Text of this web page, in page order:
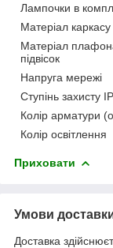
Лампочки в
Матеріал каркасу
Матеріал
підвісок
Напруга мережі
Ступінь захисту IP
Колір арматури
Колір освітлення
Приховати
Умови
Доставка